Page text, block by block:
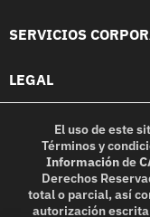
SERVICIOS
LEGAL
El uso de este
Términos y
Informaciónde
Derechos
total o parcial, así
autorización